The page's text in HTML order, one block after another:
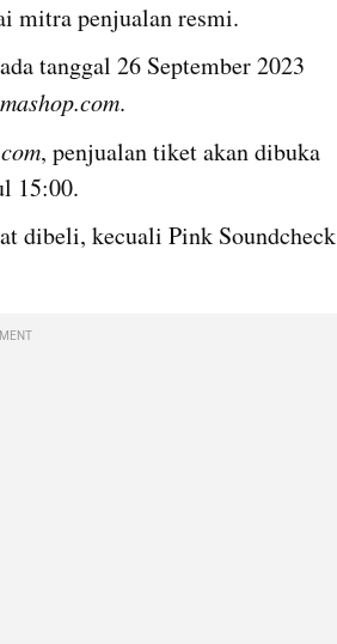
mitra penjualan resmi.
tanggal 26 September 2023
.
, penjualan tiket akan dibuka
15:00.
dibeli, kecuali Pink Soundcheck